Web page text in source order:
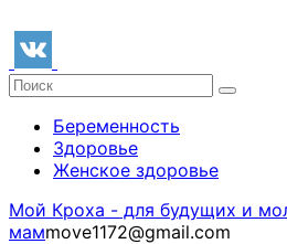
Беременность
Здоровье
Женское здоровье
Мой Кроха - для будущих и
мамmove1172@gmail.com